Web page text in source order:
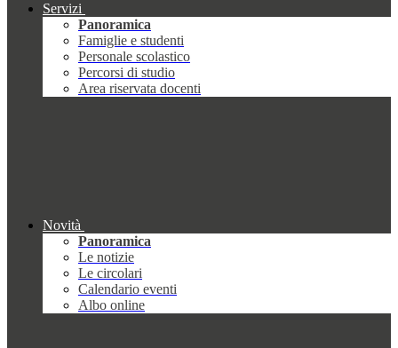
Servizi
Panoramica
Famiglie e studenti
Personale scolastico
Percorsi di studio
Area riservata docenti
Novità
Panoramica
Le notizie
Le circolari
Calendario eventi
Albo online